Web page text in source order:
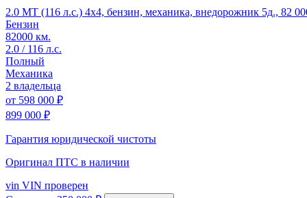
2.0 MT (116 л.с.) 4x4, бензин, механика, внедорожник 5д., 82
Бензин
82000 км.
2.0 / 116 л.с.
Полный
Механика
2 владельца
от 598 000 ₽
899 000 ₽
Гарантия юридической чистоты
Оригинал ПТС в наличии
vin VIN проверен